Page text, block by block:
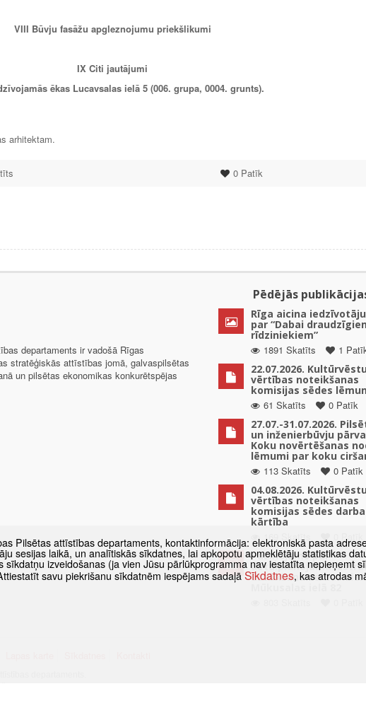
VIII Būvju fasāžu apgleznojumu priekšlikumi
IXCiti jautājumi
ēkas Lucavsalas ielā 5 (006. grupa, 0004. grunts).
arhitektam.
0Patīk
departaments ir vadošā Rīgas
stratēģiskās attīstības jomā, galvaspilsētas
un pilsētas ekonomikas konkurētspējas
Pēdējās
Rīga aicina
par “Dabai
rīdziniekiem”
1891 Skatīts
1
22.07.2026.
vērtības noteikšanas
komisijas sēdes
61 Skatīts
0 Patīk
27.07.-31.07.2026.
un inženierbūvju
Koku novērtēšanas
lēmumi par koku
113 Skatīts
0 Patīk
04.08.2026.
vērtības noteikšanas
komisijas sēdes darba
kārtība
169 Skatīts
0 Patīk
Paziņojums par
detālplānojuma
uzsākšanu zemes
Pilsētas attīstības departaments, kontaktinformācija: elektroniskā pasta
sesijas laikā, un analītiskās sīkdatnes, lai apkopotu apmeklētāju statistikas
izveidošanas (ja vien Jūsu pārlūkprogramma nav iestatīta nepieņemt
savu piekrišanu sīkdatnēm iespējams sadaļā Sīkdatnes, kas atrodas